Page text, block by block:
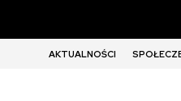
AKTUALNOŚCI